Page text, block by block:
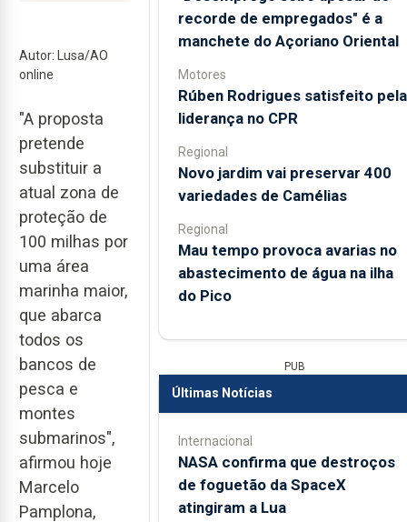
Autor: Lusa/AO
online
"A proposta
pretende
substituir a
atual zona de
proteção de
100 milhas por
uma área
marinha maior,
que abarca
todos os
bancos de
pesca e
montes
submarinos",
afirmou hoje
Marcelo
Pamplona,
recorde de empregados" é a
manchete do Açoriano Oriental
Motores
Rúben Rodrigues satisfeito pela
liderança no CPR
Regional
Novo jardim vai preservar 400
variedades de Camélias
Regional
Mau tempo provoca avarias no
abastecimento de água na ilha
do Pico
PUB
Últimas Notícias
Internacional
NASA confirma que destroços
de foguetão da SpaceX
atingiram a Lua